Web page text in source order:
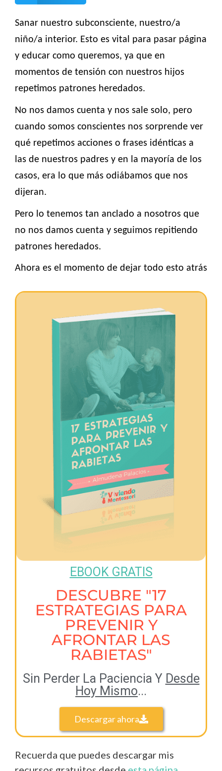
Sanar nuestro subconsciente, nuestro/a
niño/a interior. Esto es vital para pasar página
y educar como queremos, ya que en
momentos de tensión con nuestros hijos
repetimos patrones heredados.
No nos damos cuenta y nos sale solo, pero
cuando somos conscientes nos sorprende ver
qué repetimos acciones o frases idénticas a
las de nuestros padres y en la mayoría de los
casos, era lo que más odiábamos que nos
dijeran.
Pero lo tenemos tan anclado a nosotros que
no nos damos cuenta y seguimos repitiendo
patrones heredados.
Ahora es el momento de dejar todo esto atrás
EBOOK GRATIS
DESCUBRE "17
ESTRATEGIAS PARA
PREVENIR Y
AFRONTAR LAS
RABIETAS"
Sin Perder La Paciencia Y Desde
Hoy Mismo...
Descargar ahora
Recuerda que puedes descargar mis